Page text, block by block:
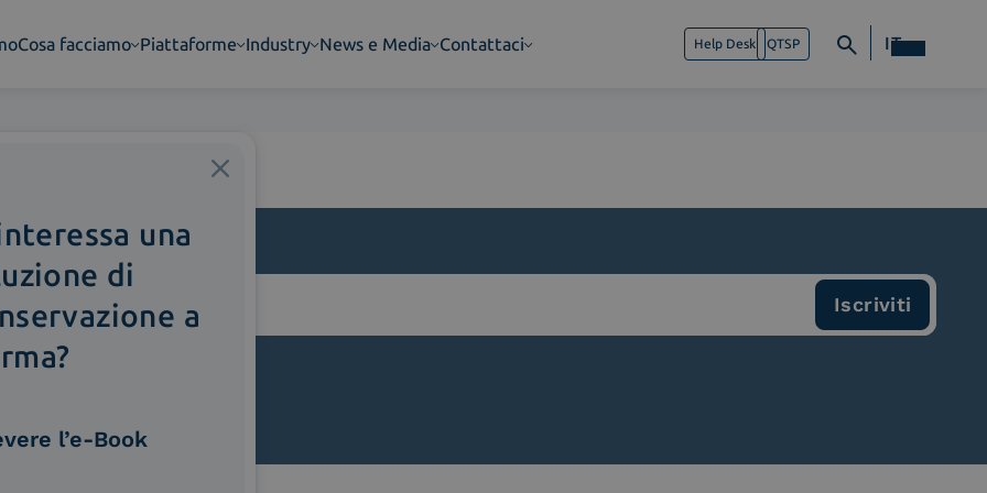
Cosa facciamo Piattaforme Industry News e Media Contattaci Help Desk QTSP IT
una
di
a
l’e-Book